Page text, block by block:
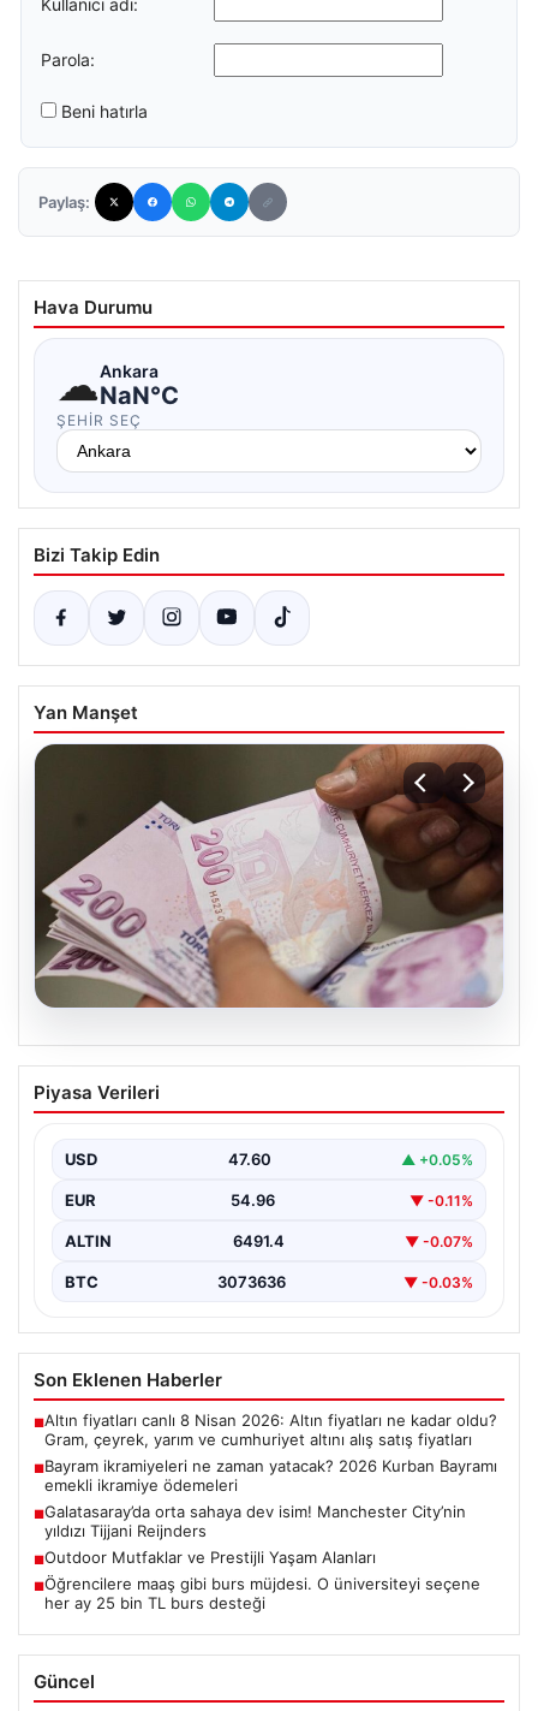
Parola:
Beni hatırla
Paylaş:
Hava Durumu
☁Ankara
NaN°C
ŞEHIR SEÇ
Bizi Takip Edin
Yan Manşet
05.08.2026
Bayram ikramiyeleri ne zaman yatacak?
2026 Kurban Bayramı emekli ikramiye
Piyasa Verileri
USD 47.60 ▲ +0.05%
EUR 54.96 ▼ -0.11%
ALTIN 6491.4 ▼ -0.07%
BTC 3073636 ▼ -0.03%
Son Eklenen Haberler
■Altın fiyatları canlı 8 Nisan 2026: Altın fiyatları ne kadar oldu?
Gram, çeyrek, yarım ve cumhuriyet altını alış satış fiyatları
■Bayram ikramiyeleri ne zaman yatacak? 2026 Kurban Bayramı
emekli ikramiye ödemeleri
■Galatasaray’da orta sahaya dev isim! Manchester City’nin
yıldızı Tijjani Reijnders
■Outdoor Mutfaklar ve Prestijli Yaşam Alanları
■Öğrencilere maaş gibi burs müjdesi. O üniversiteyi seçene
her ay 25 bin TL burs desteği
Güncel